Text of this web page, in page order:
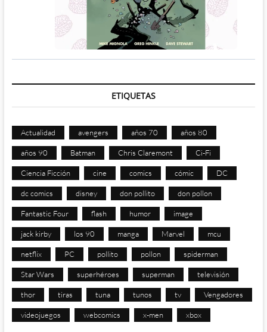
ETIQUETAS
Actualidad avengers años 70 años 80
años 90 Batman Chris Claremont Ci-Fi
Ciencia Ficción cine comics cómic DC
dc comics disney don pollito don pollon
Fantastic Four flash humor image
jack kirby los 90 manga Marvel mcu
netflix PC pollito pollon spiderman
Star Wars superhéroes superman televisión
thor tiras tuna tunos tv Vengadores
videojuegos webcomics x-men xbox